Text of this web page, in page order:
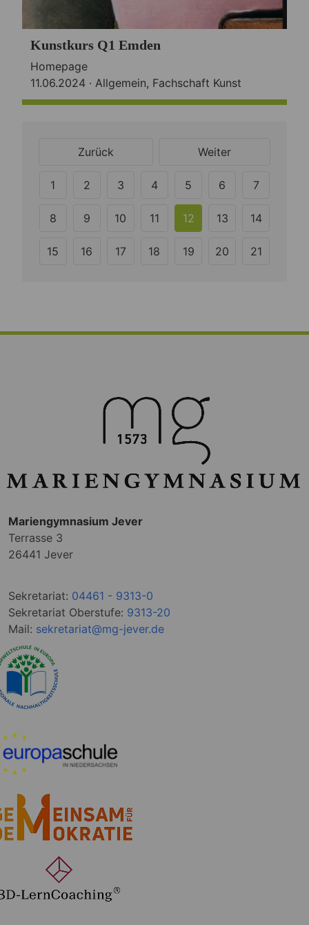
Kunstkurs Q1 Emden
Homepage
11.06.2024 · Allgemein, Fachschaft Kunst
Zurück Weiter
1 2 3 4 5 6 7
8 9 10 11 12 13 14
15 16 17 18 19 20 21
Mariengymnasium Jever
Terrasse 3
26441 Jever
Sekretariat: 04461 - 9313-0
Sekretariat Oberstufe: 9313-20
Mail: sekretariat@mg-jever.de